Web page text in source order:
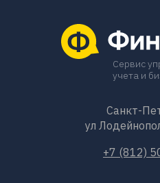
Сервис
учета и
+7 (812)
Санкт-
ул